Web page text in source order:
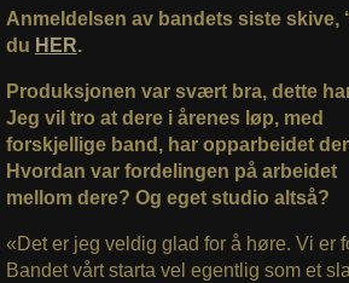
Anmeldelsen av bandets siste skive,
du HER.
Produksjonen var svært bra, dette
Jeg vil tro at dere i årenes løp, med
forskjellige band, har opparbeidet
Hvordan var fordelingen på arbeidet
mellom dere? Og eget studio altså?
«Det er jeg veldig glad for å høre. Vi er
Bandet vårt starta vel egentlig som et